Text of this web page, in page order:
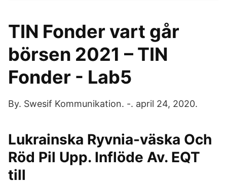
TIN Fonder vart går
börsen 2021 – TIN
Fonder - Lab5
By. Swesif Kommunikation. -. april 24, 2020.
Lukrainska Ryvnia-väska Och
Röd Pil Upp. Inflöde Av. EQT
till